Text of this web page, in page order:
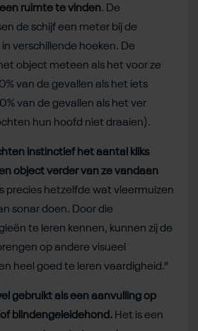
ruimte te vinden. De
de schijf een meter bij de
verschillende hoeken. De
object meteen als het voor ze
van de gevallen als het iets
van de gevallen als het ver
hun hoofd niet draaien).
instinctief het aantal kliks
object verder van ze vandaan
precies hetzelfde wat vleermuizen
sonar doen. Door die
te leren kennen, kunnen zij de
op andere visueel
heel goed te leren vaardigheid.”
gebruikt als een aanvulling op
blindengeleidehond. Het is een